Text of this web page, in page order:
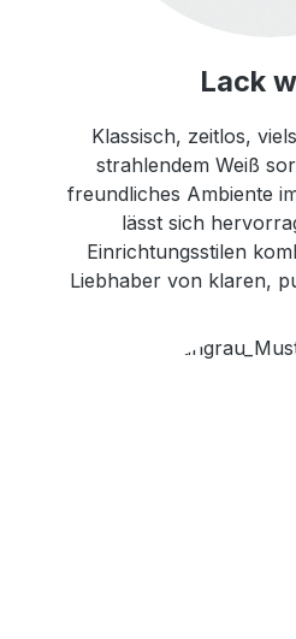
Lack
Klassisch, zeitlos,
strahlendem Weiß
freundliches Ambiente
lässt sich
Einrichtungsstilen
Liebhaber von klaren,